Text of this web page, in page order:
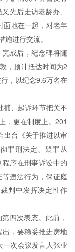
后走访老龄办、
面地在一起，对老年
行交流。
完成后，纪念碑将随
，预计抵达时间为2
，以纪念9.6万名在
、起诉环节把关不
，更在制度上。201
联合出台《关于推进以审
罪刑法定、疑罪从
判程序在刑事诉讼中的
违法行为，保证庭
正裁判中发挥决定性作
态。此前，
，要稳妥推进房地
大一次会议发言人张业